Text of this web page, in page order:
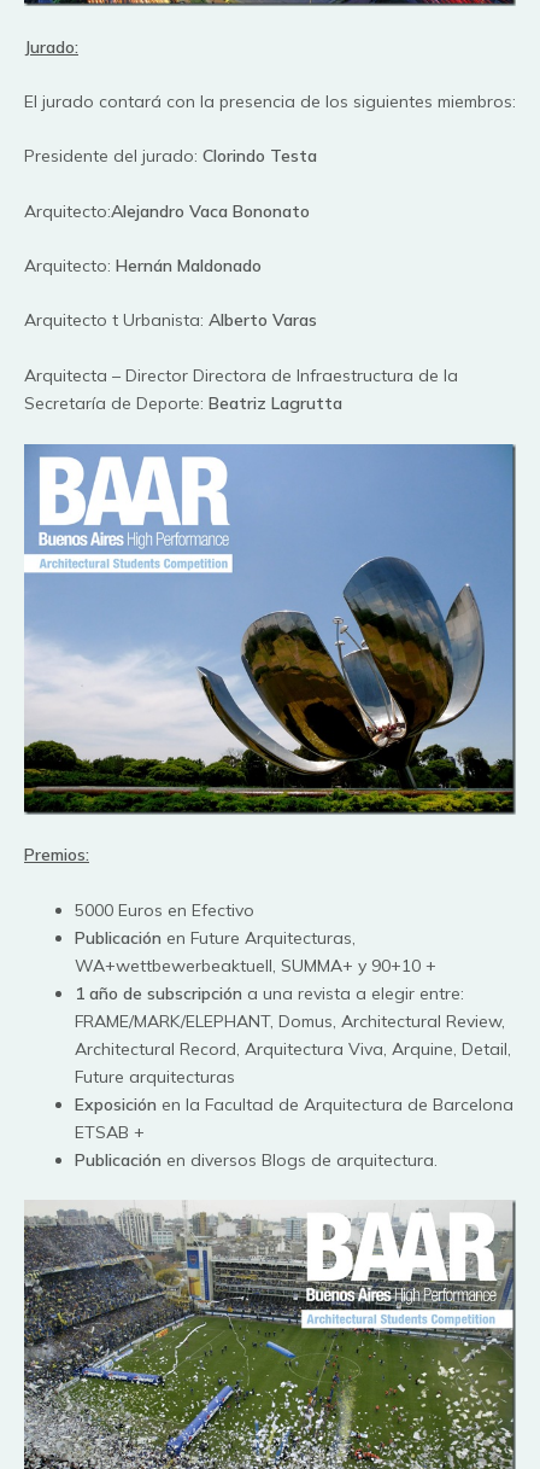
Jurado:
El jurado contará con la presencia de los siguientes miembros:
Presidente del jurado: Clorindo Testa
Arquitecto:Alejandro Vaca Bononato
Arquitecto: Hernán Maldonado
Arquitecto t Urbanista: Alberto Varas
Arquitecta – Director Directora de Infraestructura de la
Secretaría de Deporte: Beatriz Lagrutta
Premios:
5000 Euros en Efectivo
Publicación en Future Arquitecturas,
WA+wettbewerbeaktuell, SUMMA+ y 90+10 +
1 año de subscripción a una revista a elegir entre:
FRAME/MARK/ELEPHANT, Domus, Architectural Review,
Architectural Record, Arquitectura Viva, Arquine, Detail,
Future arquitecturas
Exposición en la Facultad de Arquitectura de Barcelona
ETSAB +
Publicación en diversos Blogs de arquitectura.